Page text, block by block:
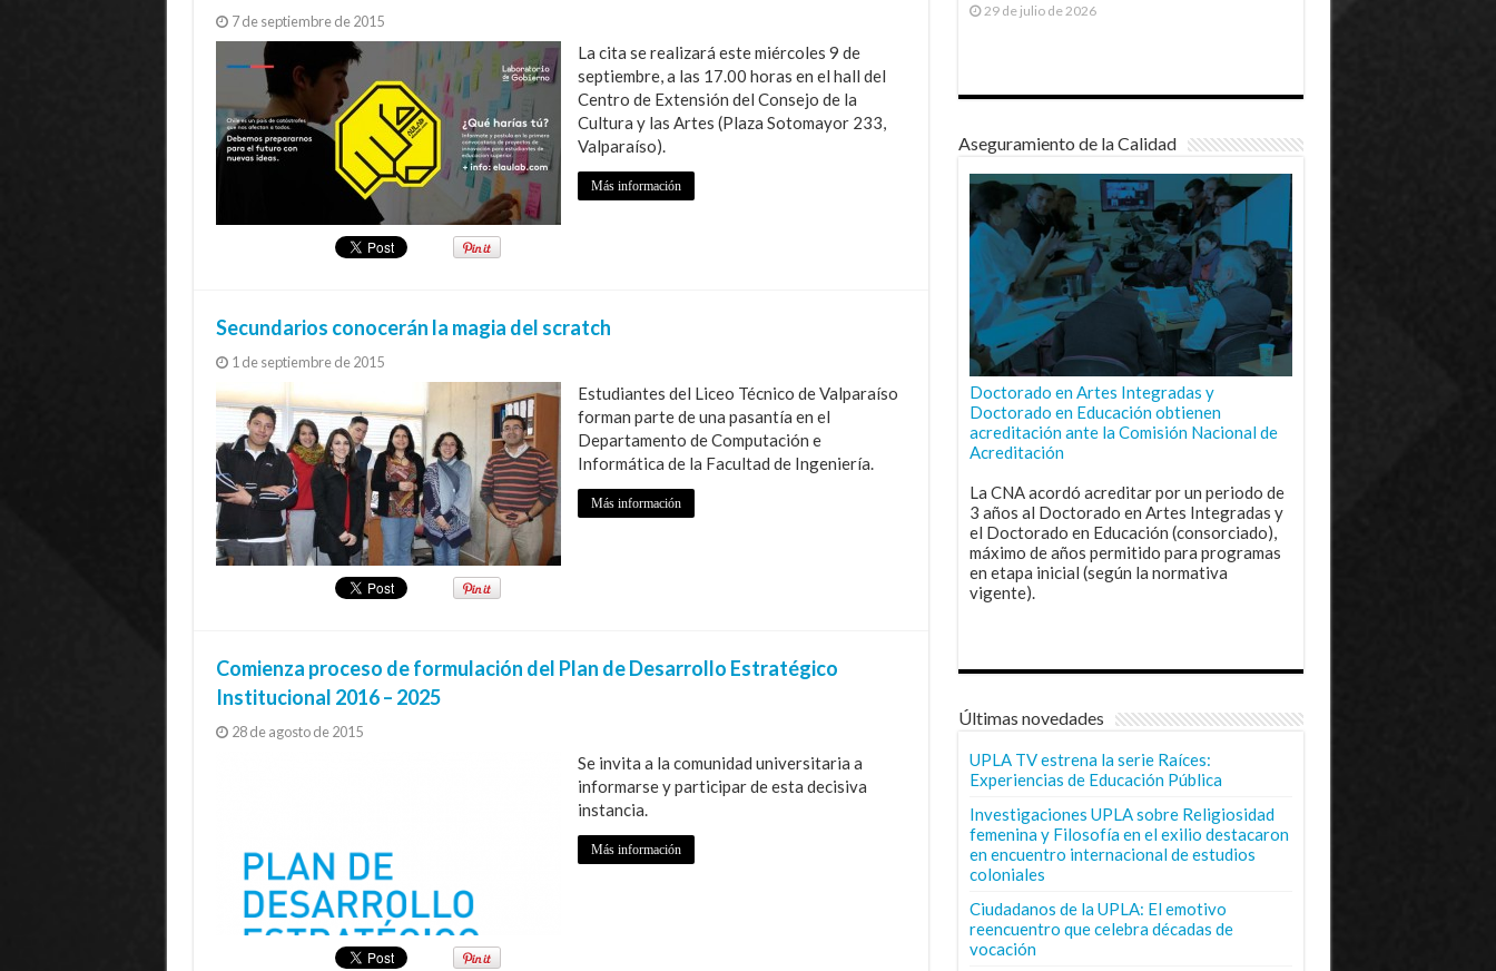
7 de septiembre de 2015
La cita se realizará este miércoles 9 de
septiembre, a las 17.00 horas en el hall del
Centro de Extensión del Consejo de la
Cultura y las Artes (Plaza Sotomayor 233,
Valparaíso).
Más información
Secundarios conocerán la magia del scratch
1 de septiembre de 2015
Estudiantes del Liceo Técnico de Valparaíso
forman parte de una pasantía en el
Departamento de Computación e
Informática de la Facultad de Ingeniería.
Más información
Comienza proceso de formulación del Plan de Desarrollo Estratégico
Institucional 2016 – 2025
28 de agosto de 2015
Se invita a la comunidad universitaria a
informarse y participar de esta decisiva
instancia.
Más información
29 de julio de 2026
Aseguramiento de la Calidad
Doctorado en Artes Integradas y
Doctorado en Educación obtienen
acreditación ante la Comisión Nacional de
Acreditación
La CNA acordó acreditar por un periodo de
3 años al Doctorado en Artes Integradas y
el Doctorado en Educación (consorciado),
máximo de años permitido para programas
en etapa inicial (según la normativa
vigente).
Últimas novedades
UPLA TV estrena la serie Raíces:
Experiencias de Educación Pública
Investigaciones UPLA sobre Religiosidad
femenina y Filosofía en el exilio destacaron
en encuentro internacional de estudios
coloniales
Ciudadanos de la UPLA: El emotivo
reencuentro que celebra décadas de
vocación